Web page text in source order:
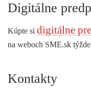
Digitálne
Kúpte si digitálne
na weboch SME.sk
Kontakty